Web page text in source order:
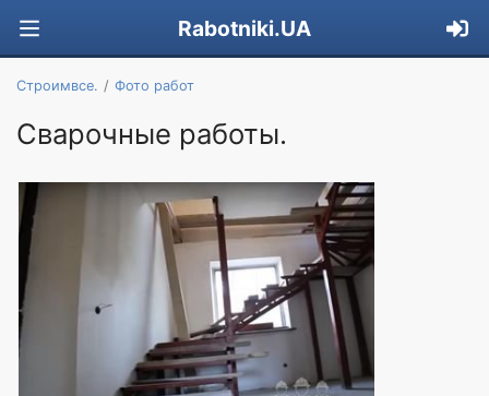
Rabotniki.UA
Строимвсе. Фото работ
Сварочные работы.